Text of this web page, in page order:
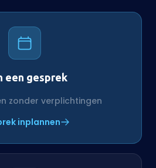
een gesprek
zonder verplichtingen
inplannen